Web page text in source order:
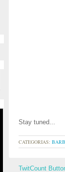
Stay tuned...
CATEGORIAS:
TwitCount